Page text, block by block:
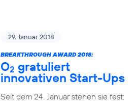
29. Januar 2018
BREAKTHROUGH AWARD 2018:
O2 gratuliert
innovativen Start-Ups
Seit dem 24. Januar stehen sie fest: